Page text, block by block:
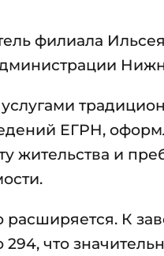
филиала
ЕГРН,
жительства и
К
что